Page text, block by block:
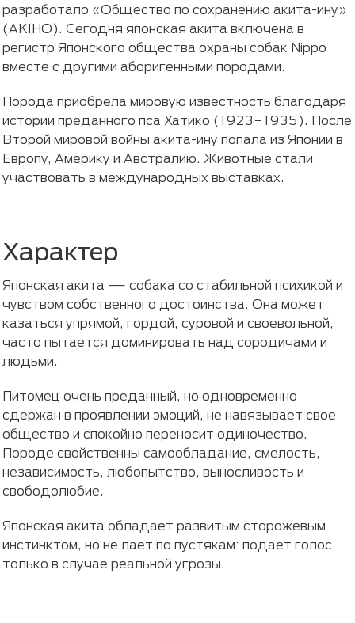
разработало «Общество по сохранению акита-ину»
(AKIHO). Сегодня японская акита включена в
регистр Японского общества охраны собак Nippo
вместе с другими аборигенными породами.
Порода приобрела мировую известность благодаря
истории преданного пса Хатико (1923−1935). После
Второй мировой войны акита-ину попала из Японии в
Европу, Америку и Австралию. Животные стали
участвовать в международных выставках.
Характер
Японская акита — собака со стабильной психикой и
чувством собственного достоинства. Она может
казаться упрямой, гордой, суровой и своевольной,
часто пытается доминировать над сородичами и
людьми.
Питомец очень преданный, но одновременно
сдержан в проявлении эмоций, не навязывает свое
общество и спокойно переносит одиночество.
Породе свойственны самообладание, смелость,
независимость, любопытство, выносливость и
свободолюбие.
Японская акита обладает развитым сторожевым
инстинктом, но не лает по пустякам: подает голос
только в случае реальной угрозы.